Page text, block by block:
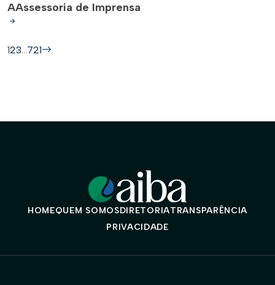
AAssessoria de Imprensa
123…721
HOMEQUEM SOMOSDIRETORIATRANSPARÊNCIA
PRIVACIDADE